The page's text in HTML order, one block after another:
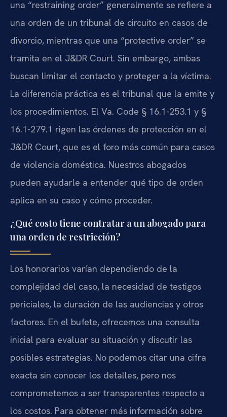
una “restraining order” generalmente se refiere a
una orden de un tribunal de circuito en casos de
divorcio, mientras que una “protective order” se
tramita en el J&DR Court. Sin embargo, ambas
buscan limitar el contacto y proteger a la víctima.
La diferencia práctica es el tribunal que la emite y
los procedimientos. El Va. Code § 16.1-253.1 y §
16.1-279.1 rigen las órdenes de protección en el
J&DR Court, que es el foro más común para casos
de violencia doméstica. Nuestros abogados
pueden ayudarle a entender qué tipo de orden
aplica en su caso y cómo proceder.
¿Qué costo tiene contratar a un abogado para
una orden de restricción?
Los honorarios varían dependiendo de la
complejidad del caso, la necesidad de testigos
periciales, la duración de las audiencias y otros
factores. En el bufete, ofrecemos una consulta
inicial para evaluar su situación y discutir las
posibles estrategias. No podemos citar una cifra
exacta sin conocer los detalles, pero nos
comprometemos a ser transparentes respecto a
los costos. Para obtener más información sobre